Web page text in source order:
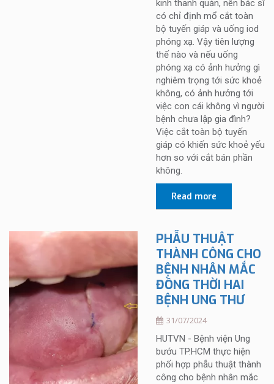
kinh thanh quản, nên bác sĩ
có chỉ định mổ cắt toàn
bộ tuyến giáp và uống iod
phóng xạ. Vậy tiên lượng
thế nào và nếu uống
phóng xạ có ảnh hưởng gì
nghiêm trọng tới sức khoẻ
không, có ảnh hưởng tới
việc con cái không vì người
bệnh chưa lập gia đình?
Việc cắt toàn bộ tuyến
giáp có khiến sức khoẻ yếu
hơn so với cắt bán phần
không.
Read more
PHẪU THUẬT
THÀNH CÔNG CHO
BỆNH NHÂN MẮC
ĐỒNG THỜI HAI
BỆNH UNG THƯ
31/07/2024
HUTVN - Bệnh viện Ung
bướu TP.HCM thực hiện
phối hợp phẫu thuật thành
công cho bệnh nhân mắc